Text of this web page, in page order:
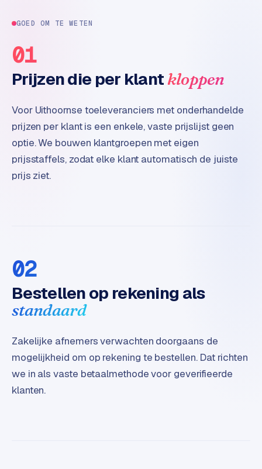
e
i
e
u
r
I
n
d
u
B
2
B
R
t
a
l
GOED OM TE WETEN
01
Prijzen die per klant kloppen
Voor Uithoornse toeleveranciers met onderhandelde
prijzen per klant is een enkele, vaste prijslijst geen
optie. We bouwen klantgroepen met eigen
prijsstaffels, zodat elke klant automatisch de juiste
prijs ziet.
02
Bestellen op rekening als
standaard
Zakelijke afnemers verwachten doorgaans de
mogelijkheid om op rekening te bestellen. Dat richten
we in als vaste betaalmethode voor geverifieerde
klanten.